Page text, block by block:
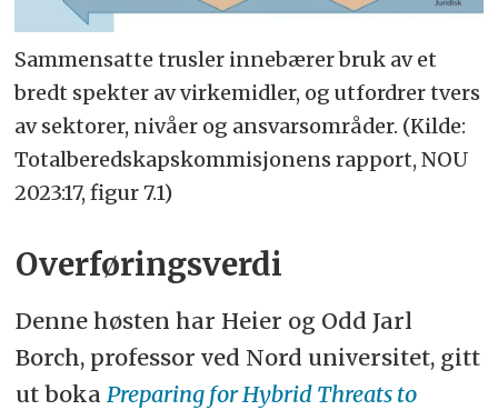
• Virkemiddelbruken er gjerne bredt
sammensatt og langsiktig. Metodene
er både åpne, fordekte og skjulte.
• Overordnet er hensikten å skape
splid og destabilisering for å oppnå
• Eksempler på sammensatte trusler
er påvirkningsoperasjoner og
desinformasjon, digitale angrep,
statlig styrt migrasjon, oppkjøp av
Sammensatte trusler innebærer bruk av et
bredt spekter av virkemidler, og utfordrer tvers
av sektorer, nivåer og ansvarsområder. (Kilde:
Totalberedskapskommisjonens rapport, NOU
2023:17, figur 7.1)
Overføringsverdi
Denne høsten har Heier og Odd Jarl
Borch, professor ved Nord universitet, gitt
ut boka Preparing for Hybrid Threats to